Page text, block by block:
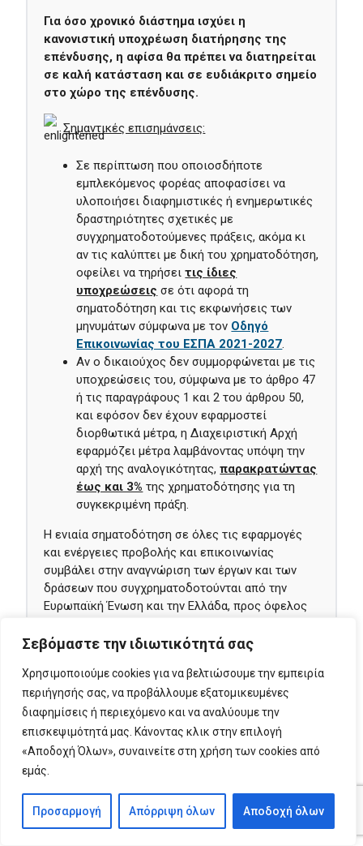
Σεβόμαστε την ιδιωτικότητά σας
Χρησιμοποιούμε cookies για να βελτιώσουμε την εμπειρία
περιήγησής σας, να προβάλλουμε εξατομικευμένες
διαφημίσεις ή περιεχόμενο και να αναλύουμε την
επισκεψιμότητά μας. Κάνοντας κλικ στην επιλογή
«Αποδοχή Όλων», συναινείτε στη χρήση των cookies από
εμάς.
Προσαρμογή Απόρριψη όλων Αποδοχή όλων
Για όσο χρονικό διάστημα ισχύει η
κανονιστική υποχρέωση διατήρησης της
επένδυσης, η αφίσα θα πρέπει να διατηρείται
σε καλή κατάσταση και σε ευδιάκριτο σημείο
στο χώρο της επένδυσης.
Σημαντικές επισημάνσεις:
Σε περίπτωση που οποιοσδήποτε
εμπλεκόμενος φορέας αποφασίσει να
υλοποιήσει διαφημιστικές ή ενημερωτικές
δραστηριότητες σχετικές με
συγχρηματοδοτούμενες πράξεις, ακόμα κι
αν τις καλύπτει με δική του χρηματοδότηση,
οφείλει να τηρήσειτις ίδιες
υποχρεώσεις σε ότι αφορά τη
σηματοδότηση και τις εκφωνήσεις των
μηνυμάτων σύμφωνα με τον Οδηγό
Επικοινωνίας του ΕΣΠΑ 2021-2027.
Αν ο δικαιούχος δεν συμμορφώνεται με τις
υποχρεώσεις του, σύμφωνα με το άρθρο 47
ή τις παραγράφους 1 και 2 του άρθρου 50,
και εφόσον δεν έχουν εφαρμοστεί
διορθωτικά μέτρα, η Διαχειριστική Αρχή
εφαρμόζει μέτρα λαμβάνοντας υπόψη την
αρχή της αναλογικότητας,παρακρατώντας
έως και 3% της χρηματοδότησης για τη
συγκεκριμένη πράξη.
Η ενιαία σηματοδότηση σε όλες τις εφαρμογές
και ενέργειες προβολής και επικοινωνίας
συμβάλει στην αναγνώριση των έργων και των
δράσεων που συγχρηματοδοτούνται από την
Ευρωπαϊκή Ένωση και την Ελλάδα, προς όφελος
Δείτε εδώ
τις αναλυτικές οδηγίες Προβολής και
Επικοινωνίας του ΕΣΠΑ 2021-2027.
Για οποιαδήποτε διευκρίνιση, μπορείτε να
επικοινωνήσετε με τηνΚεντρική Μονάδα
ΕΦΕΠΑΕή με τηναρμόδια Περιφερειακή
Μονάδατου ΕΦΕΠΑΕ, ανάλογα με τον τόπο
υλοποίησης της επένδυσης.
Εκδηλώσεις Δράσης